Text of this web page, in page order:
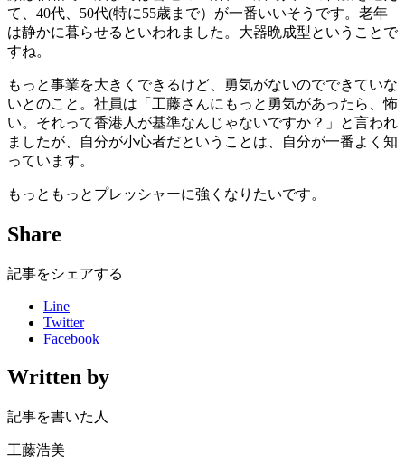
て、40代、50代(特に55歳まで）が一番いいそうです。老年
は静かに暮らせるといわれました。大器晩成型ということで
すね。
もっと事業を大きくできるけど、勇気がないのでできていな
いとのこと。社員は「工藤さんにもっと勇気があったら、怖
い。それって香港人が基準なんじゃないですか？」と言われ
ましたが、自分が小心者だということは、自分が一番よく知
っています。
もっともっとプレッシャーに強くなりたいです。
Share
記事をシェアする
Line
Twitter
Facebook
Written by
記事を書いた人
工藤浩美